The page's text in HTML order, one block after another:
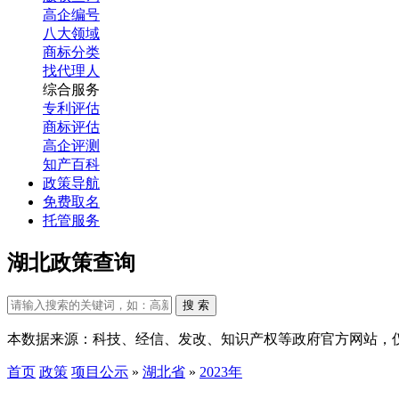
高企编号
八大领域
商标分类
找代理人
综合服务
专利评估
商标评估
高企评测
知产百科
政策导航
免费取名
托管服务
湖北政策查询
搜 索
本数据来源：科技、经信、发改、知识产权等政府官方网站，
首页 政策 项目公示 » 湖北省 » 2023年